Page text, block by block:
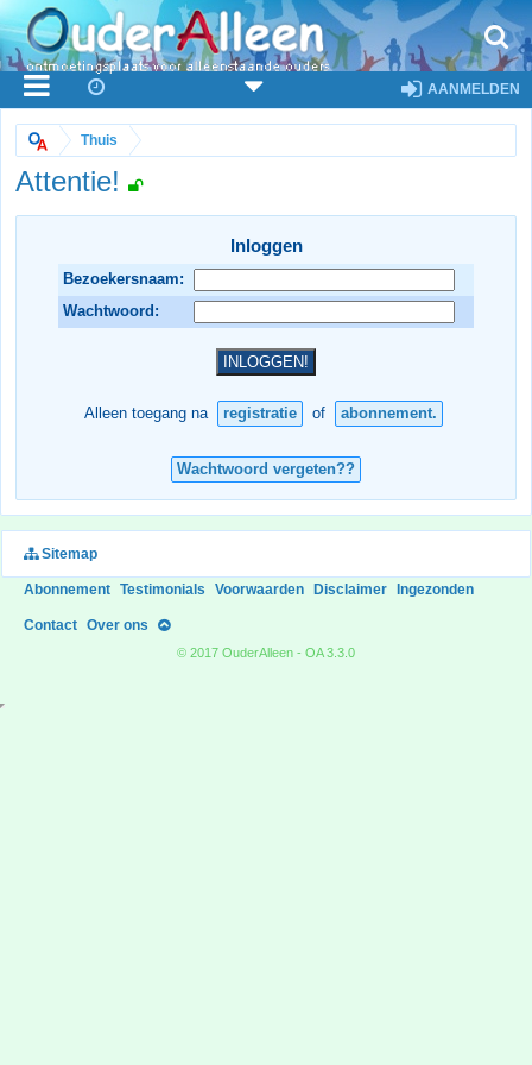
AANMELDEN
Thuis
Attentie!
Inloggen
Bezoekersnaam:
Wachtwoord:
Alleen toegang na registratie of abonnement.
Wachtwoord vergeten??
Sitemap
Abonnement Testimonials Voorwaarden Disclaimer Ingezonden
Contact Over ons
© 2017 OuderAlleen - OA 3.3.0